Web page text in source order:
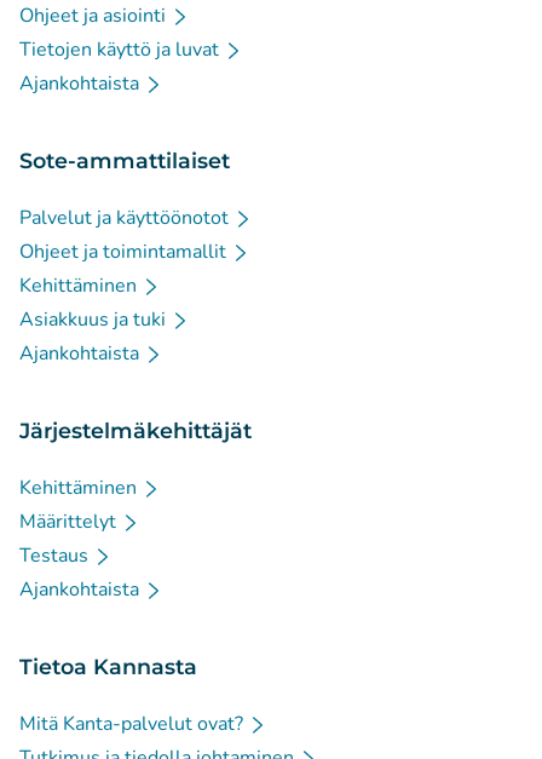
Ohjeet ja asiointi
Tietojen käyttö ja luvat
Ajankohtaista
Sote-ammattilaiset
Palvelut ja käyttöönotot
Ohjeet ja toimintamallit
Kehittäminen
Asiakkuus ja tuki
Ajankohtaista
Järjestelmäkehittäjät
Kehittäminen
Määrittelyt
Testaus
Ajankohtaista
Tietoa Kannasta
Mitä Kanta-palvelut ovat?